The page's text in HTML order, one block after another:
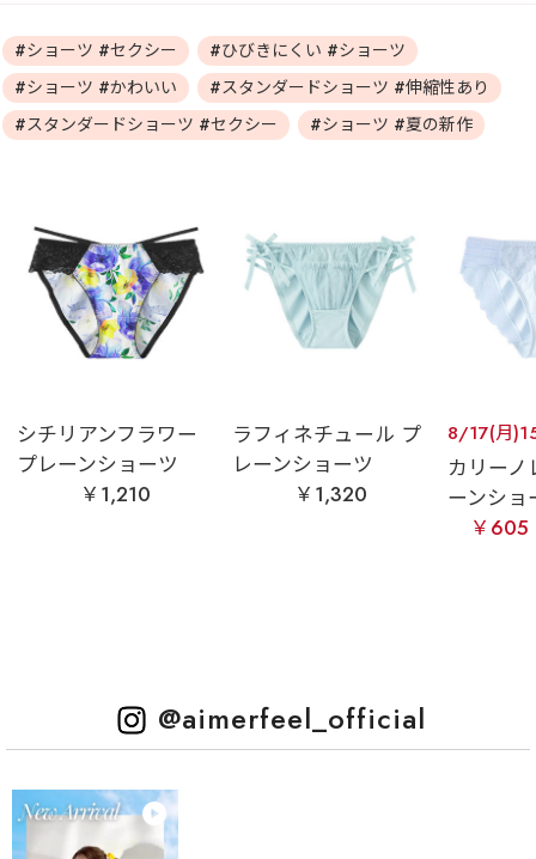
#ショーツ #セクシー
#ひびきにくい #ショーツ
#ショーツ #かわいい
#スタンダードショーツ #伸縮性あり
#スタンダードショーツ #セクシー
#ショーツ #夏の新作
シチリアンフラワー
プレーンショーツ
￥1,210
ラフィネチュール プ
レーンショーツ
￥1,320
8/17(月
カリーノ
ーンショ
￥605
@aimerfeel_official